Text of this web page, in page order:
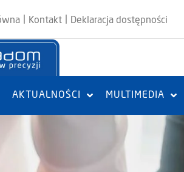
Kontakt Deklaracja dostępności
AKTUALNOŚCI MULTIMEDIA